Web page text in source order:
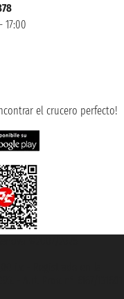
17:00
el crucero perfecto!